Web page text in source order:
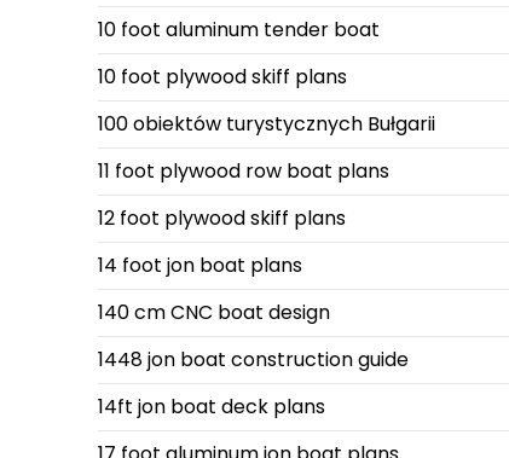
10 foot aluminum tender boat
10 foot plywood skiff plans
100 obiektów turystycznych Bułgarii
11 foot plywood row boat plans
12 foot plywood skiff plans
14 foot jon boat plans
140 cm CNC boat design
1448 jon boat construction guide
14ft jon boat deck plans